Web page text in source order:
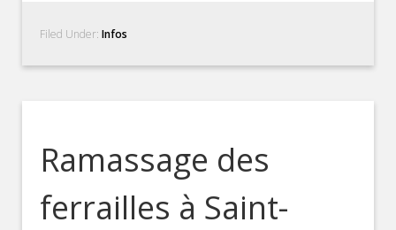
Filed Under:Infos
Ramassage des
ferrailles à Saint-